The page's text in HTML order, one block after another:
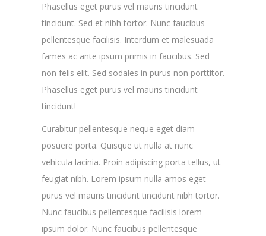
Phasellus eget purus vel mauris tincidunt
tincidunt. Sed et nibh tortor. Nunc faucibus
pellentesque facilisis. Interdum et malesuada
fames ac ante ipsum primis in faucibus. Sed
non felis elit. Sed sodales in purus non porttitor.
Phasellus eget purus vel mauris tincidunt
tincidunt!
Curabitur pellentesque neque eget diam
posuere porta. Quisque ut nulla at nunc
vehicula lacinia. Proin adipiscing porta tellus, ut
feugiat nibh. Lorem ipsum nulla amos eget
purus vel mauris tincidunt tincidunt nibh tortor.
Nunc faucibus pellentesque facilisis lorem
ipsum dolor. Nunc faucibus pellentesque